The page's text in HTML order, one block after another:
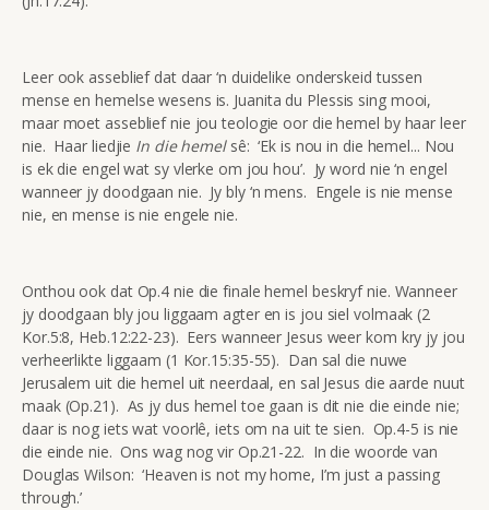
Leer ook asseblief dat daar ‘n duidelike onderskeid tussen
mense en hemelse wesens is. Juanita du Plessis sing mooi,
maar moet asseblief nie jou teologie oor die hemel by haar leer
nie. Haar liedjie In die hemelsê: ‘Ek is nou in die hemel... Nou
is ek die engel wat sy vlerke om jou hou’. Jy word nie ‘n engel
wanneer jy doodgaan nie. Jy bly ‘n mens. Engele is nie mense
nie, en mense is nie engele nie.
Onthou ook dat Op.4 nie die finale hemel beskryf nie. Wanneer
jy doodgaan bly jou liggaam agter en is jou siel volmaak (2
Kor.5:8, Heb.12:22-23). Eers wanneer Jesus weer kom kry jy jou
verheerlikte liggaam (1 Kor.15:35-55). Dan sal die nuwe
Jerusalem uit die hemel uit neerdaal, en sal Jesus die aarde nuut
maak (Op.21). As jy dus hemel toe gaan is dit nie die einde nie;
daar is nog iets wat voorlê, iets om na uit te sien. Op.4-5 is nie
die einde nie. Ons wag nog vir Op.21-22. In die woorde van
Douglas Wilson: ‘Heaven is not my home, I’m just a passing
through.’